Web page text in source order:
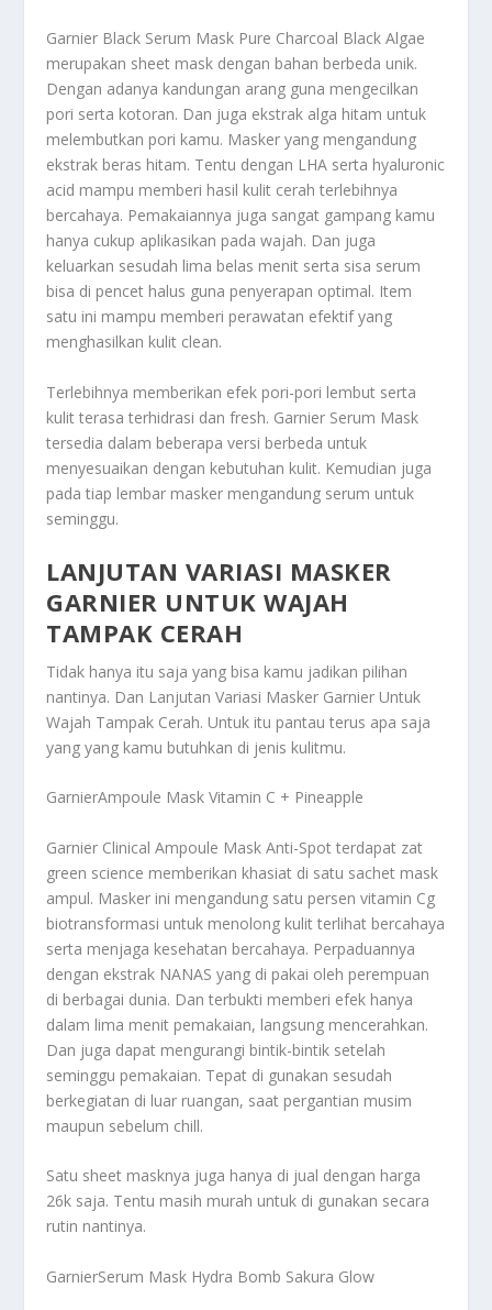
Garnier Black Serum Mask Pure Charcoal Black Algae
merupakan sheet mask dengan bahan berbeda unik.
Dengan adanya kandungan arang guna mengecilkan
pori serta kotoran. Dan juga ekstrak alga hitam untuk
melembutkan pori kamu. Masker yang mengandung
ekstrak beras hitam. Tentu dengan LHA serta hyaluronic
acid mampu memberi hasil kulit cerah terlebihnya
bercahaya. Pemakaiannya juga sangat gampang kamu
hanya cukup aplikasikan pada wajah. Dan juga
keluarkan sesudah lima belas menit serta sisa serum
bisa di pencet halus guna penyerapan optimal. Item
satu ini mampu memberi perawatan efektif yang
menghasilkan kulit clean.
Terlebihnya memberikan efek pori-pori lembut serta
kulit terasa terhidrasi dan fresh. Garnier Serum Mask
tersedia dalam beberapa versi berbeda untuk
menyesuaikan dengan kebutuhan kulit. Kemudian juga
pada tiap lembar masker mengandung serum untuk
seminggu.
LANJUTAN VARIASI MASKER
GARNIER UNTUK WAJAH
TAMPAK CERAH
Tidak hanya itu saja yang bisa kamu jadikan pilihan
nantinya. Dan Lanjutan Variasi Masker Garnier Untuk
Wajah Tampak Cerah. Untuk itu pantau terus apa saja
yang yang kamu butuhkan di jenis kulitmu.
GarnierAmpoule Mask Vitamin C + Pineapple
Garnier Clinical Ampoule Mask Anti-Spot terdapat zat
green science memberikan khasiat di satu sachet mask
ampul. Masker ini mengandung satu persen vitamin Cg
biotransformasi untuk menolong kulit terlihat bercahaya
serta menjaga kesehatan bercahaya. Perpaduannya
dengan ekstrak NANAS yang di pakai oleh perempuan
di berbagai dunia. Dan terbukti memberi efek hanya
dalam lima menit pemakaian, langsung mencerahkan.
Dan juga dapat mengurangi bintik-bintik setelah
seminggu pemakaian. Tepat di gunakan sesudah
berkegiatan di luar ruangan, saat pergantian musim
maupun sebelum chill.
Satu sheet masknya juga hanya di jual dengan harga
26k saja. Tentu masih murah untuk di gunakan secara
rutin nantinya.
GarnierSerum Mask Hydra Bomb Sakura Glow